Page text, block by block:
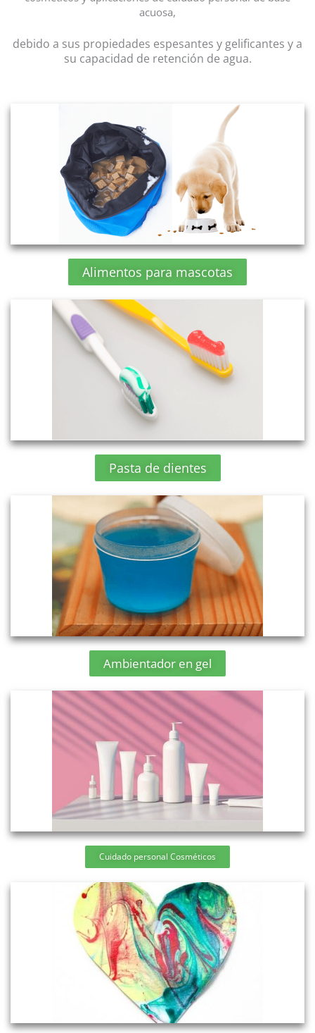
acuosa,
debido a sus propiedades espesantes y gelificantes y a
su capacidad de retención de agua.
Alimentos para mascotas
Pasta de dientes
Ambientador en gel
Cuidado personal Cosméticos